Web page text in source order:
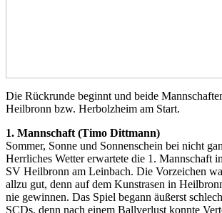
Die Rückrunde beginnt und beide
Heilbronn bzw. Herbolzheim am Start.
1. Mannschaft (Timo Dittmann)
Sommer, Sonne und Sonnenschein bei nicht
Herrliches Wetter erwartete die 1. Mannschaft
SV Heilbronn am Leinbach. Die Vorzeichen
allzu gut, denn auf dem Kunstrasen in
nie gewinnen. Das Spiel begann äußerst
SCDs, denn nach einem Ballverlust konnte